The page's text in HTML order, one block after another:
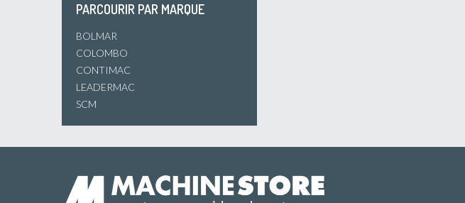
PARCOURIR PAR MARQUE
BOLMAR
COLOMBO
CONTIMAC
LEADERMAC
SCM